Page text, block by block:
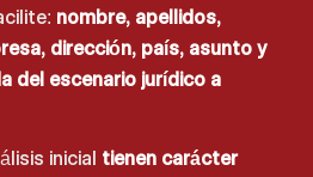
nombre, apellidos,
dirección, país, asunto y
del escenario jurídico a
inicial tienen carácter